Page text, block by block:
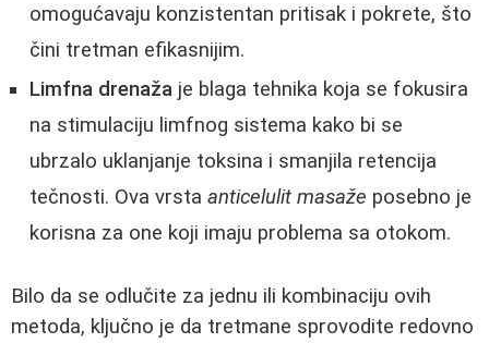
omogućavaju konzistentan pritisak i pokrete, što
čini tretman efikasnijim.
Limfna drenaža je blaga tehnika koja se fokusira
na stimulaciju limfnog sistema kako bi se
ubrzalo uklanjanje toksina i smanjila retencija
tečnosti. Ova vrsta anticelulit masaže posebno je
korisna za one koji imaju problema sa otokom.
Bilo da se odlučite za jednu ili kombinaciju ovih
metoda, ključno je da tretmane sprovodite redovno